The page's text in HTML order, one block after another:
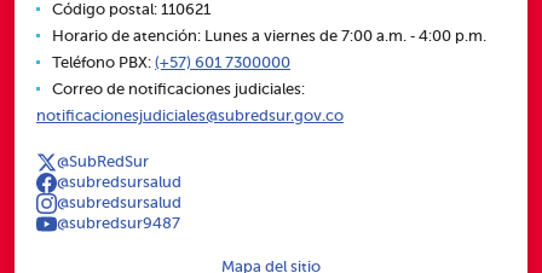
Código postal: 110621
Horario de atención: Lunes a viernes de 7:00 a.m. ‑ 4:00 p.m.
Teléfono PBX: (+57) 601 7300000
Correo de notificaciones judiciales:
notificacionesjudiciales@subredsur.gov.co
@SubRedSur
@subredsursalud
@subredsursalud
@subredsur9487
Mapa del sitio